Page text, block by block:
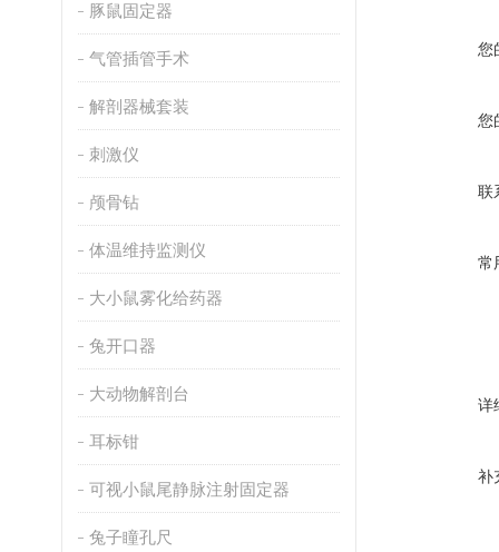
豚鼠固定器
气管插管手术
解剖器械套装
刺激仪
颅骨钻
体温维持监测仪
大小鼠雾化给药器
兔开口器
大动物解剖台
耳标钳
可视小鼠尾静脉注射固定器
兔子瞳孔尺
您
您
联
常
详
补